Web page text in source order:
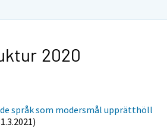
2020
språk som modersmål upprätthöll